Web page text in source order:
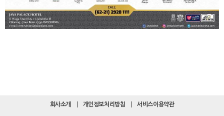
회사소개 개인정보처리방침 서비스이용약관